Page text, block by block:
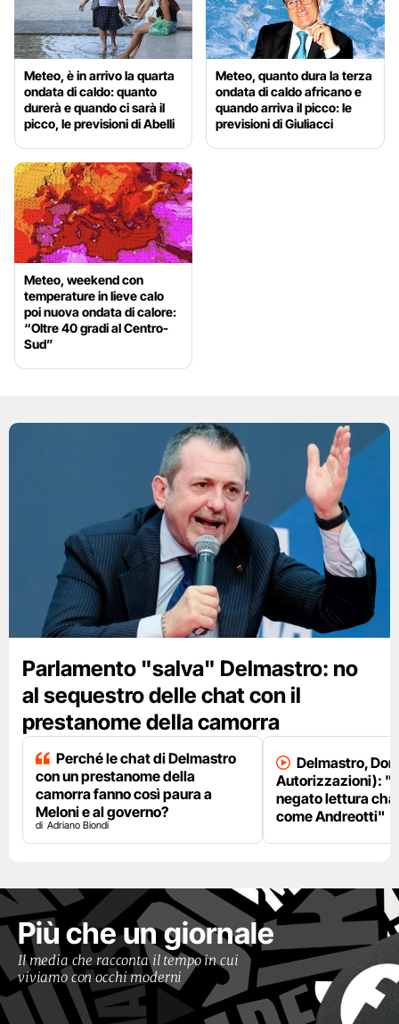
Meteo, è in arrivo la quarta
ondata di caldo: quanto
durerà e quando ci sarà il
picco, le previsioni di Abelli
Meteo, quanto dura la terza
ondata di caldo africano e
quando arriva il picco: le
previsioni di Giuliacci
Meteo, weekend con
temperature in lieve calo
poi nuova ondata di calore:
“Oltre 40 gradi al Centro-
Sud”
Parlamento "salva" Delmastro: no
al sequestro delle chat con il
prestanome della camorra
Perché le chat di Delmastro
con un prestanome della
camorra fanno così paura a
Meloni e al governo?
Adriano Biondi
Delmastro,
Autorizzazioni):
negato lettura
come Andreotti"
Più che un giornale
Il media che racconta il tempo in cui
viviamo con occhi moderni